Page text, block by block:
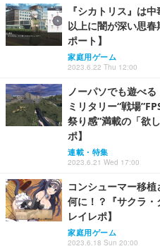
『シカトリス』は
以上に闇が深い思
ポート】
家庭用ゲーム
2023.6.22 Thu 12:00
ノーパソでも遊べ
ミリタリー“戦場
祭り感”満載の「欲
ポ】
連載・特集
2023.6.21 Wed 17:00
コンシューマー移
何に！？『サクラ
レイレポ】
家庭用ゲーム
2023.6.18 Sun 20:00